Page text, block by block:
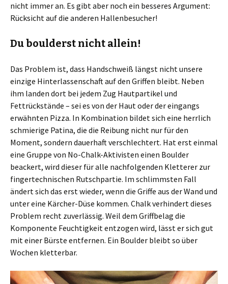
nicht immer an. Es gibt aber noch ein besseres Argument:
Rücksicht auf die anderen Hallenbesucher!
Du boulderst nicht allein!
Das Problem ist, dass Handschweiß längst nicht unsere
einzige Hinterlassenschaft auf den Griffen bleibt. Neben
ihm landen dort bei jedem Zug Hautpartikel und
Fettrückstände – sei es von der Haut oder der eingangs
erwähnten Pizza. In Kombination bildet sich eine herrlich
schmierige Patina, die die Reibung nicht nur für den
Moment, sondern dauerhaft verschlechtert. Hat erst einmal
eine Gruppe von No-Chalk-Aktivisten einen Boulder
beackert, wird dieser für alle nachfolgenden Kletterer zur
fingertechnischen Rutschpartie. Im schlimmsten Fall
ändert sich das erst wieder, wenn die Griffe aus der Wand und
unter eine Kärcher-Düse kommen. Chalk verhindert dieses
Problem recht zuverlässig. Weil dem Griffbelag die
Komponente Feuchtigkeit entzogen wird, lässt er sich gut
mit einer Bürste entfernen. Ein Boulder bleibt so über
Wochen kletterbar.